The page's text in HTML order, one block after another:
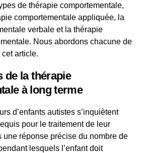
de thérapie comportementale,
comportementale appliquée, la
verbale et la thérapie
Nous abordons chacune de
article.
de la thérapie
à long terme
d’enfants autistes s’inquiètent
pour le traitement de leur
une réponse précise du nombre de
lesquels l’enfant doit